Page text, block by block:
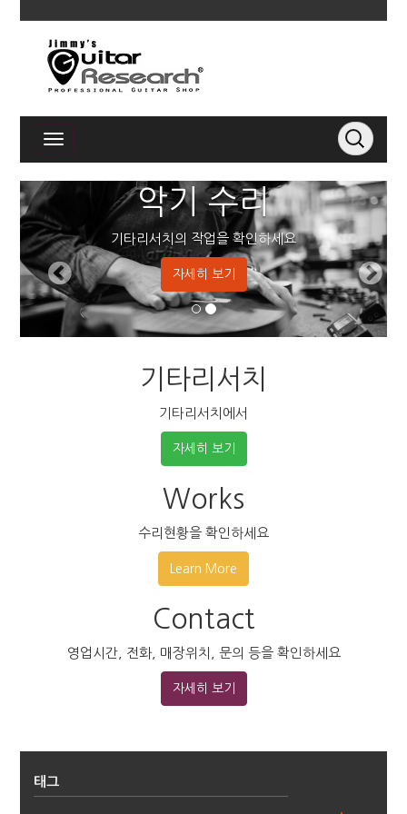
악기 수리
기타리서치의 작업을 확인하세요
자세히 보기
기타리서치
기타리서치에서
자세히 보기
Works
수리현황을 확인하세요
Learn More
Contact
영업시간, 전화, 매장위치, 문의 등을 확인하세요
자세히 보기
태그